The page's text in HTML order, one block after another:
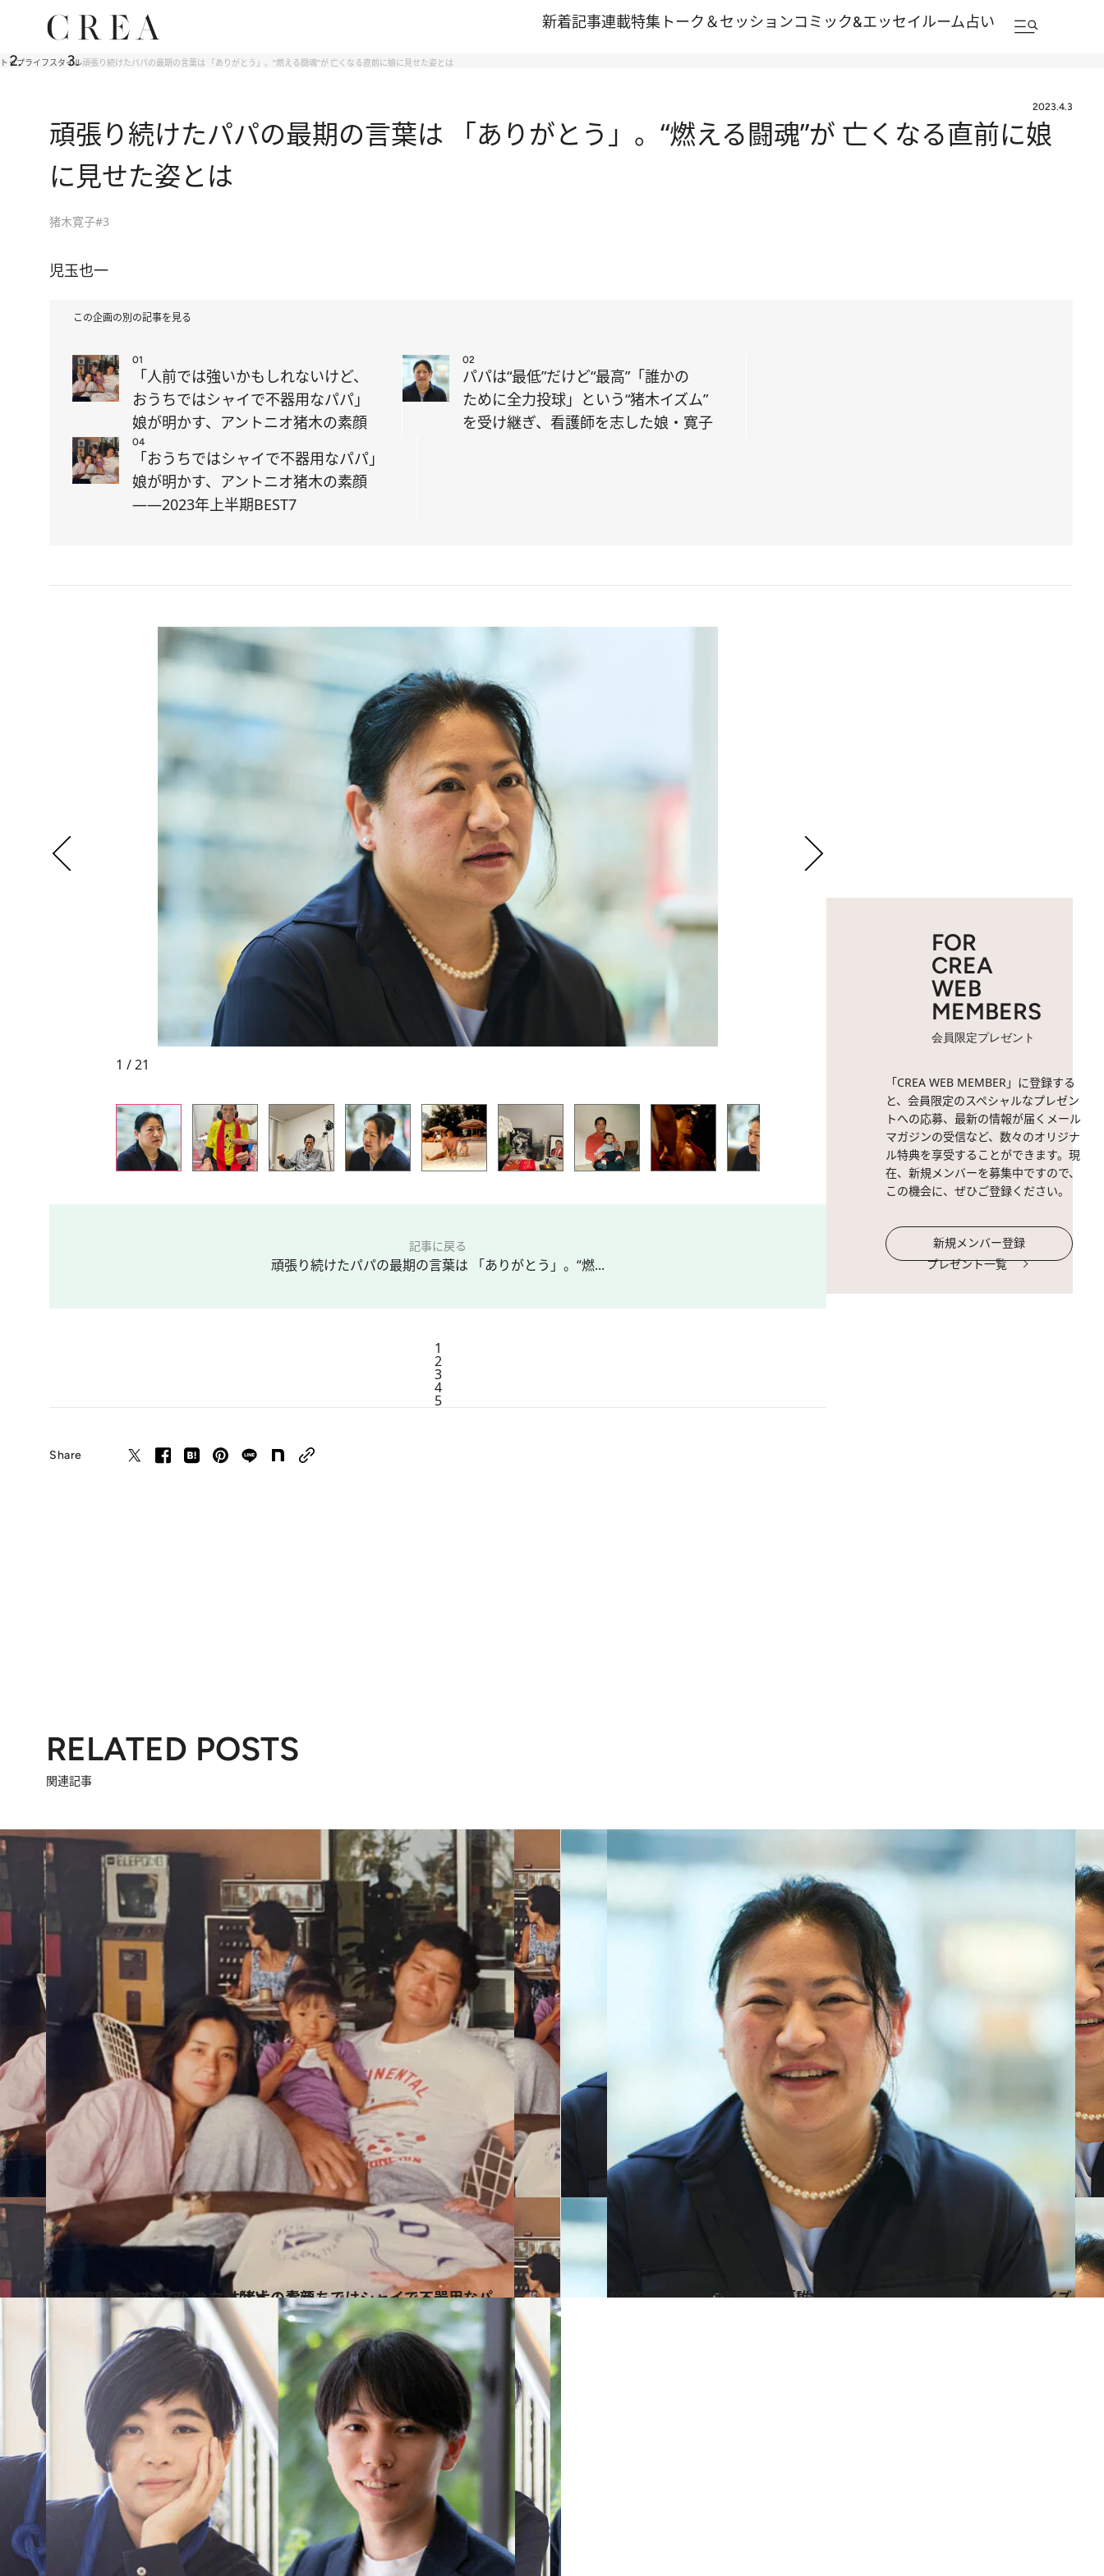
新着記事連載特集 トーク＆セッションコミック&エッセイルーム占い
トップライフスタイル頑張り続けたパパの最期の言葉は 「ありがとう」。“燃える闘魂”が 亡くなる直前に娘に見せた姿とは
2023.4.3
頑張り続けたパパの最期の言葉は 「ありがとう」。“燃える闘魂”が 亡くなる直前に娘
に見せた姿とは
猪木寛子#3
児玉也一
この企画の別の記事を見る
01
「人前では強いかもしれないけど、
おうちではシャイで不器用なパパ」
娘が明かす、アントニオ猪木の素顔
02
パパは“最低”だけど“最高”「誰かの
ために全力投球」という“猪木イズム”
を受け継ぎ、看護師を志した娘・寛子
04
「おうちではシャイで不器用なパパ」
娘が明かす、アントニオ猪木の素顔
――2023年上半期BEST7
1 / 21
記事に戻る
頑張り続けたパパの最期の言葉は 「ありがとう」。“燃...
1
2
3
4
5
Share
FOR
CREA
WEB
MEMBERS
会員限定プレゼント
「CREA WEB MEMBER」に登録する
と、会員限定のスペシャルなプレゼン
トへの応募、最新の情報が届くメール
マガジンの受信など、数々のオリジナ
ル特典を享受することができます。現
在、新規メンバーを募集中ですので、
この機会に、ぜひご登録ください。
新規メンバー登録
プレゼント一覧
RELATED POSTS
関連記事
2023.4.3
「人前では強いかもしれないけど、 おうちではシャイで不器用なパパ」 娘が明かす、アントニオ猪木の素顔
ライフスタイル 2023.4.3
パパは“最低”だけど“最高”「誰かの ために全力投球」という“猪木イズム” を受け継ぎ、看護師を志した娘・寛子
ライフスタイル